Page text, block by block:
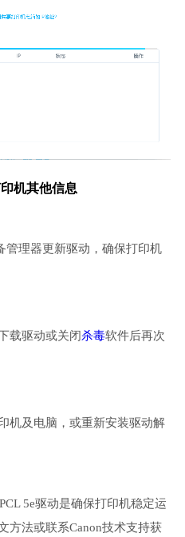
机其他信息
管理器更新驱动，确保打印机
载驱动或关闭杀毒软件后再次
机及电脑，或重新安装驱动解
5e驱动是确保打印机稳定运
方法或联系Canon技术支持获